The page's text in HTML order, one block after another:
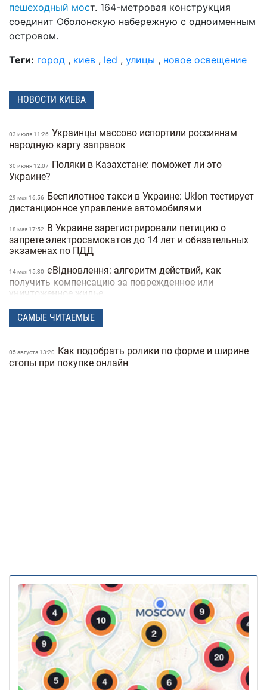
пешеходный мост. 164-метровая конструкция
соединит Оболонскую набережную с одноименным
островом.
Теги: город , киев , led , улицы , новое освещение
НОВОСТИ КИЕВА
03 июля 11:26 Украинцы массово испортили россиянам
народную карту заправок
30 июня 12:07
Поляки в Казахстане: поможет ли это
Украине?
29 мая 16:56
Беспилотное такси в Украине: Uklon тестирует
дистанционное управление автомобилями
18 мая 17:52
В Украине зарегистрировали петицию о
запрете электросамокатов до 14 лет и обязательных
экзаменах по ПДД
14 мая 15:30 єВідновлення: алгоритм действий, как
получить компенсацию за поврежденное или
уничтоженное жилье
06 мая 15:50 В Украине хотят запретить электросамокаты
на тротуарах: где и как они будут ездить
В Украину вернулась зима: в одной из
областей выпал снег посреди апреля (фото)
На Украину надвигается циклон Niksala: что
18 августа 16:36
Штрафы до 3400 грн: Кабмин предлагает
ужесточить наказание за нарушение комендантского
часа
10 июля 16:23 За животных в авто будут штрафовать и
лишать свободы: в КГГА напомнили о наказаниях для
водителей
02 июня 13:40 В Украину идет 38-градусная жара: где и
когда ожидается пик температуры
САМЫЕ ЧИТАЕМЫЕ
05 августа 13:20
Как подобрать ролики по форме и ширине
стопы при покупке онлайн